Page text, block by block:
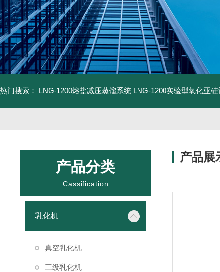
热门搜索： LNG-1200熔盐减压蒸馏系统 LNG-1200实验型氧化亚硅
产品分类
Cassification
乳化机
真空乳化机
三级乳化机
产品展